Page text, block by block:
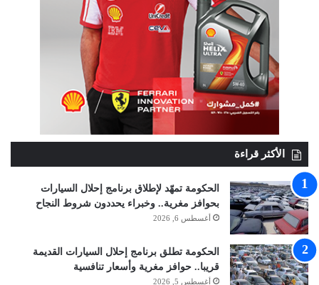
الأكثر قراءة
الحكومة تمهّد لإطلاق برنامج إحلال السيارات
بحوافز مغرية.. وخبراء يحددون شروط النجاح
أغسطس 6, 2026
الحكومة تطلق برنامج إحلال السيارات القديمة
قريبا.. حوافز مغرية وأسعار تنافسية
أغسطس 5, 2026